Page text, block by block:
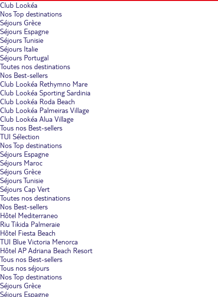
Club Lookéa
Nos Top destinations
Séjours Grèce
Séjours Espagne
Séjours Tunisie
Séjours Italie
Séjours Portugal
Toutes nos destinations
Nos Best-sellers
Club Lookéa Rethymno Mare
Club Lookéa Sporting Sardinia
Club Lookéa Roda Beach
Club Lookéa Palmeiras Village
Club Lookéa Alua Village
Tous nos Best-sellers
TUI Sélection
Nos Top destinations
Séjours Espagne
Séjours Maroc
Séjours Grèce
Séjours Tunisie
Séjours Cap Vert
Toutes nos destinations
Nos Best-sellers
Hôtel Mediterraneo
Riu Tikida Palmeraie
Hôtel Fiesta Beach
TUI Blue Victoria Menorca
Hôtel AP Adriana Beach Resort
Tous nos Best-sellers
Tous nos séjours
Nos Top destinations
Séjours Grèce
Séjours Espagne